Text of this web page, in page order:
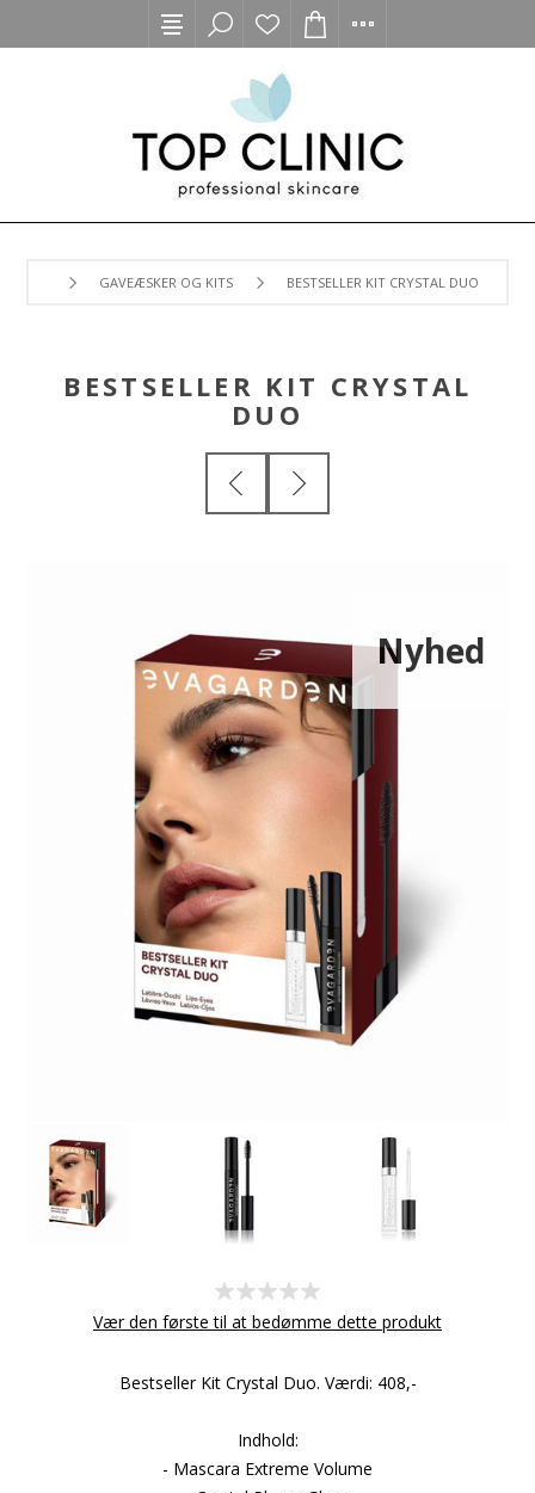
GAVEÆSKER OG KITS BESTSELLER KIT CRYSTAL DUO
BESTSELLER KIT CRYSTAL
DUO
Nyhed
Vær den første til at bedømme dette produkt
Bestseller Kit Crystal Duo. Værdi: 408,-
Indhold:
- Mascara Extreme Volume